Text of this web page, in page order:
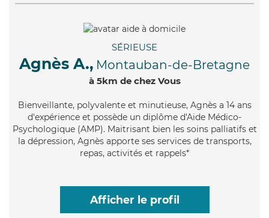
SÉRIEUSE
Agnès A., Montauban-de-Bretagne
à 5km de chez Vous
Bienveillante, polyvalente et minutieuse, Agnès a 14 ans
d'expérience et possède un diplôme d'Aide Médico-
Psychologique (AMP). Maitrisant bien les soins palliatifs et
la dépression, Agnès apporte ses services de transports,
repas, activités et rappels*
Afficher le profil